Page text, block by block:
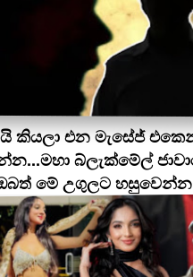
කියලා එන මැසේජ්
බ්ලැක්මේල්
මේ උගුලට හසුවෙන්න